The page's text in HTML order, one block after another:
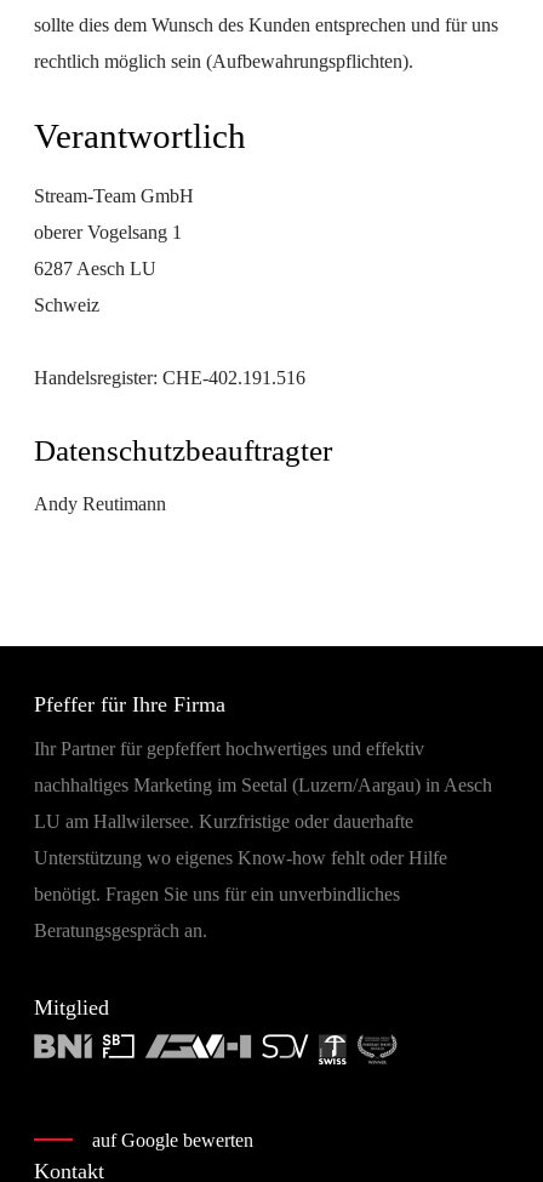
sollte dies dem Wunsch des Kunden entsprechen und für uns
rechtlich möglich sein (Aufbewahrungspflichten).
Verantwortlich
Stream-Team GmbH
oberer Vogelsang 1
6287 Aesch LU
Schweiz
Handelsregister: CHE-402.191.516
Datenschutzbeauftragter
Andy Reutimann
Pfeffer für Ihre Firma
Ihr Partner für gepfeffert hochwertiges und effektiv
nachhaltiges Marketing im Seetal (Luzern/Aargau) in Aesch
LU am Hallwilersee. Kurzfristige oder dauerhafte
Unterstützung wo eigenes Know-how fehlt oder Hilfe
benötigt. Fragen Sie uns für ein unverbindliches
Beratungsgespräch an.
Mitglied
auf Google bewerten
Kontakt